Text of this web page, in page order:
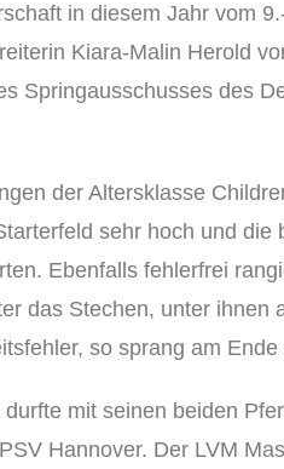
in diesem Jahr vom
Kiara-Malin Herold
Springausschusses des
der Altersklasse
sehr hoch und
Ebenfalls fehlerfrei
das Stechen, unter
so sprang am
mit seinen beiden
Hannover. Der LVM